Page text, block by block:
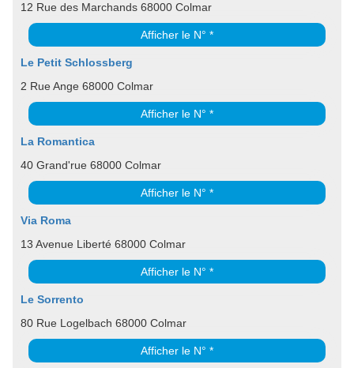
12 Rue des Marchands 68000 Colmar
Afficher le N° *
Le Petit Schlossberg
2 Rue Ange 68000 Colmar
Afficher le N° *
La Romantica
40 Grand'rue 68000 Colmar
Afficher le N° *
Via Roma
13 Avenue Liberté 68000 Colmar
Afficher le N° *
Le Sorrento
80 Rue Logelbach 68000 Colmar
Afficher le N° *